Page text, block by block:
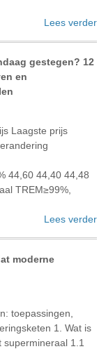
Lees verder
gestegen? 12
en
Laagste prijs
44,60 44,40 44,48
TREM≥99%,
Lees verder
moderne
toepassingen,
‌1. Wat is
‌1.1